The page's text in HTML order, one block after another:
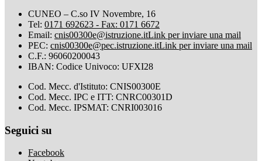
CUNEO – C.so IV Novembre, 16
Tel: 0171 692623 - Fax: 0171 6672
Email: cnis00300e@istruzione.itLink per inviare una mail
PEC: cnis00300e@pec.istruzione.itLink per inviare una mail
C.F.: 96060200043
IBAN: Codice Univoco: UFXI28
Cod. Mecc. d'Istituto: CNIS00300E
Cod. Mecc. IPC e ITT: CNRC00301D
Cod. Mecc. IPSMAT: CNRI003016
Seguici su
Facebook